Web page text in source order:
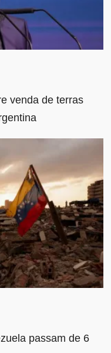
venda de terras
passam de 6